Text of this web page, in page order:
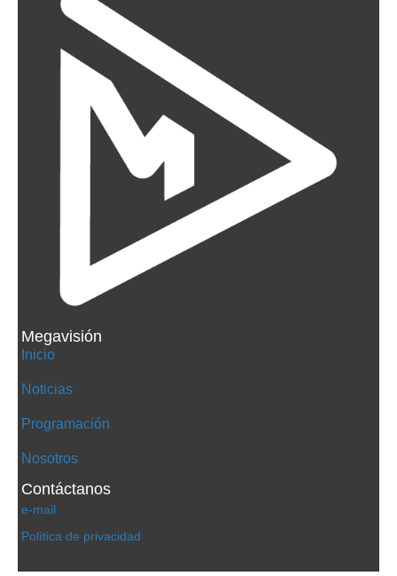
Megavisión
Inicio
Noticias
Programación
Nosotros
Contáctanos
e-mail
Política de privacidad